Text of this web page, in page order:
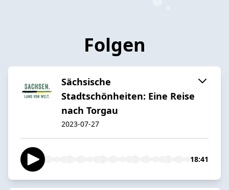
Folgen
Sächsische
Stadtschönheiten: Eine Reise
nach Torgau
2023-07-27
18:41